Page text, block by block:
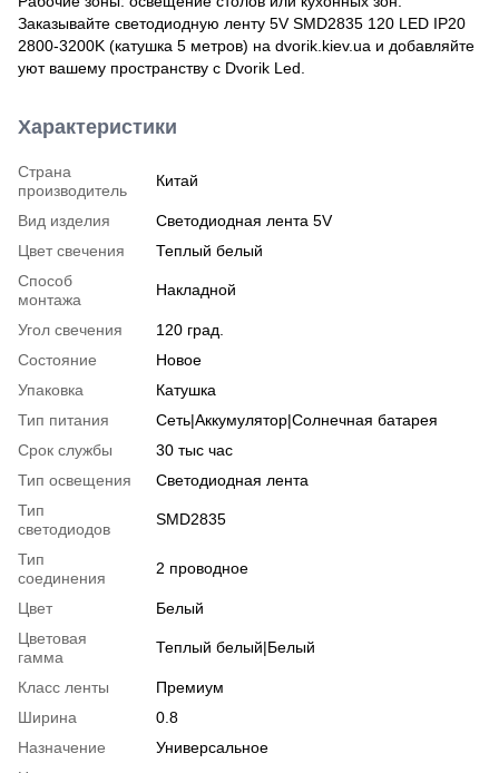
Заказывайте светодиодную ленту 5V SMD2835 120 LED IP20
2800-3200K (катушка 5 метров) на dvorik.kiev.ua и добавляйте
уют вашему пространству с Dvorik Led.
Характеристики
Страна
производитель
Китай
Вид изделия
Светодиодная лента 5V
Цвет свечения
Теплый белый
Способ
монтажа
Накладной
Угол свечения
120 град.
Состояние
Новое
Упаковка
Катушка
Тип питания
Сеть|Аккумулятор|Солнечная батарея
Срок службы
30 тыс час
Тип освещения
Светодиодная лента
Тип
светодиодов
SMD2835
Тип
соединения
2 проводное
Цвет
Белый
Цветовая
гамма
Теплый белый|Белый
Класс ленты
Премиум
Ширина
0.8
Назначение
Универсальное